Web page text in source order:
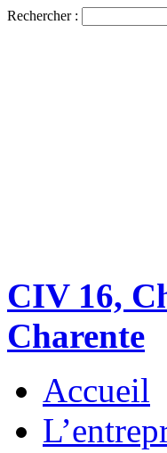
Rechercher :
CIV 16,
Charente
Accueil